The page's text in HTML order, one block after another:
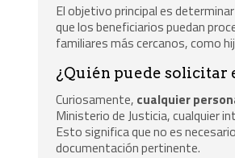
El objetivo principal es
que los beneficiarios puedan
familiares más cercanos, como
¿Quién puede solicitar
Curiosamente, cualquier
Ministerio de Justicia, cualquier
Esto significa que no es
documentación pertinente.